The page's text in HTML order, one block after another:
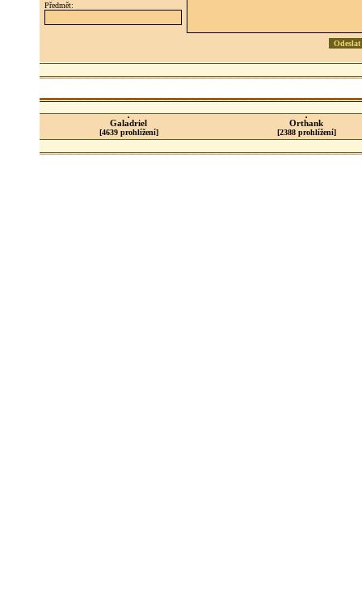
Předmět:
Galadriel
[4639 prohlížení]
Orthank
[2388 prohlížení]